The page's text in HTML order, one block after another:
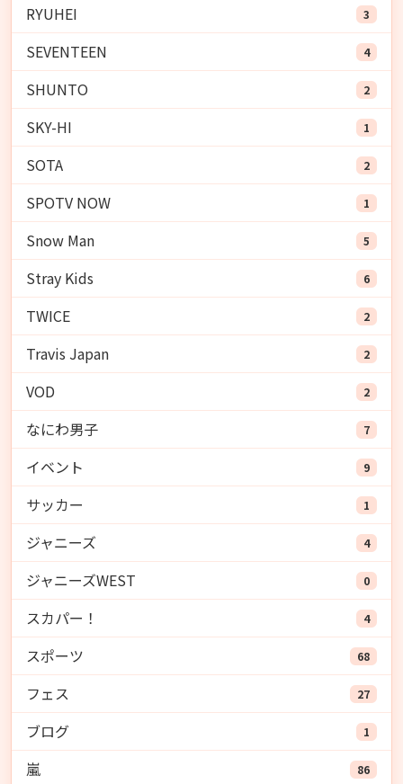
RYUHEI 3
SEVENTEEN 4
SHUNTO 2
SKY-HI 1
SOTA 2
SPOTV NOW 1
Snow Man 5
Stray Kids 6
TWICE 2
Travis Japan 2
VOD 2
なにわ男子 7
イベント 9
サッカー 1
ジャニーズ 4
ジャニーズWEST 0
スカパー！ 4
スポーツ 68
フェス 27
ブログ 1
嵐 86